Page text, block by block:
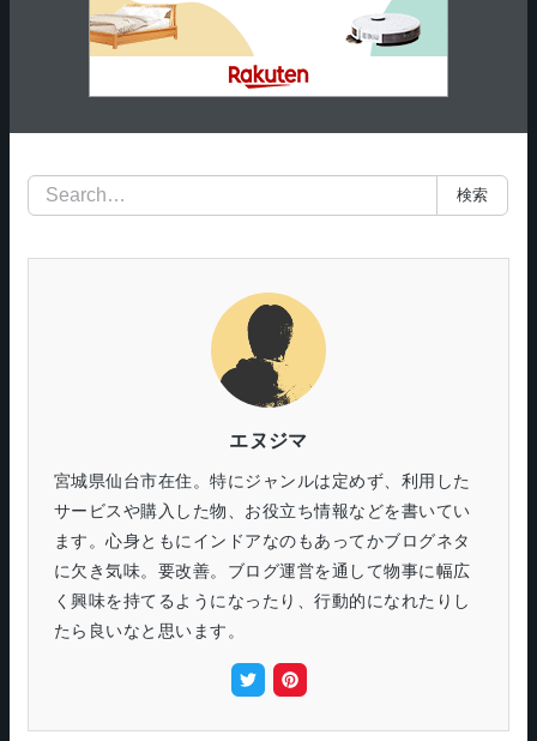
索
検索
エヌジマ
宮城県仙台市在住。特にジャンルは定めず、利用した
サービスや購入した物、お役立ち情報などを書いてい
ます。心身ともにインドアなのもあってかブログネタ
に欠き気味。要改善。ブログ運営を通して物事に幅広
く興味を持てるようになったり、行動的になれたりし
たら良いなと思います。